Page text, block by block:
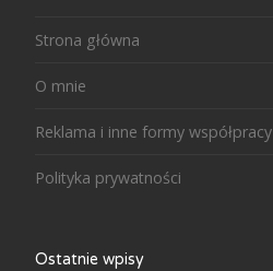
Strona główna
O mnie
Reklama i inne formy współpracy
Polityka prywatności
Ostatnie wpisy